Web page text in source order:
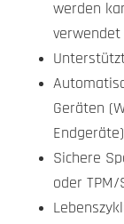
werden
Geräten
Endgeräte)
Sichere
oder TPM/